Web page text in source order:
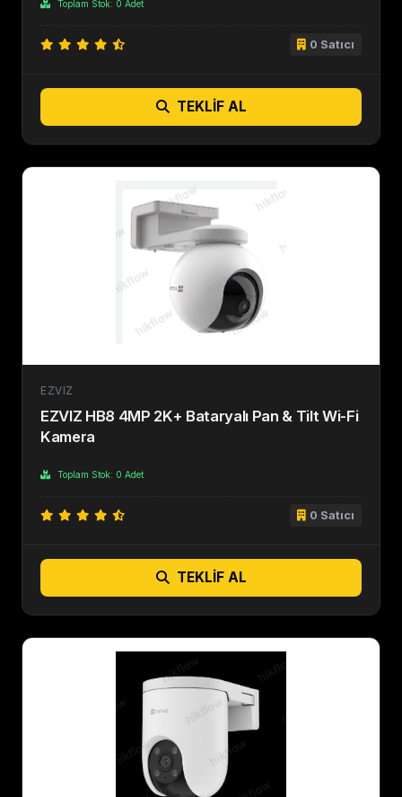
Toplam Stok: 0 Adet
0 Satıcı
TEKLIF AL
EZVIZ
EZVIZ HB8 4MP 2K+ Bataryalı Pan & Tilt Wi-Fi
Kamera
Toplam Stok: 0 Adet
0 Satıcı
TEKLIF AL